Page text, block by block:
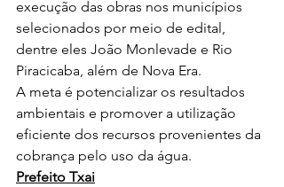
execução das obras nos municípios
selecionados por meio de edital,
dentre eles João Monlevade e Rio
Piracicaba, além de Nova Era.
A meta é potencializar os resultados
ambientais e promover a utilização
eficiente dos recursos provenientes da
cobrança pelo uso da água.
Prefeito Txai